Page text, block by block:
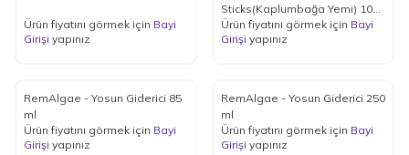
Ürün fiyatını görmek için Bayi
Girişi yapınız
Sticks(Kaplumbağa Yemi) 1000
ml
Ürün fiyatını görmek için Bayi
Girişi yapınız
RemAlgae - Yosun Giderici 85
ml
Ürün fiyatını görmek için Bayi
Girişi yapınız
RemAlgae - Yosun Giderici 250
ml
Ürün fiyatını görmek için Bayi
Girişi yapınız